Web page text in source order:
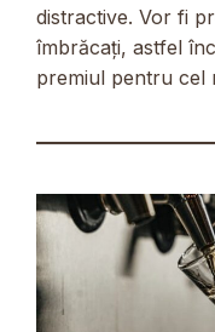
distractive. Vor fi
îmbrăcați, astfel
premiul pentru cel